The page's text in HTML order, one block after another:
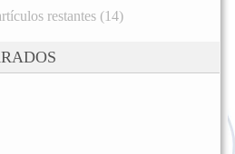
restantes (14)